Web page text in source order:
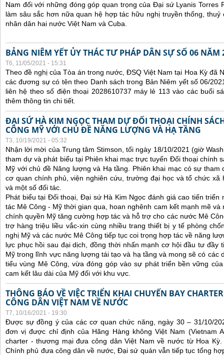
Nam đối với những đóng góp quan trọng của Đại sứ Lyanis Torres
làm sâu sắc hơn nữa quan hệ hợp tác hữu nghị truyền thống,
nhân dân hai nước Việt Nam và Cuba.
BẢNG NIÊM YẾT ỦY THÁC TƯ PHÁP DÂN SỰ SỐ 06 NĂM
T6, 11/05/2021 - 15:31
Theo đề nghị của Tòa án trong nước, ĐSQ Việt Nam tại Hoa Kỳ đã
các đương sự có tên theo Danh sách trong Bản Niêm yết số 06/
liên hệ theo số điện thoại 2028610737 máy lẻ 113 vào các buổi
thêm thông tin chi tiết.
ĐẠI SỨ HÀ KIM NGỌC THAM DỰ ĐỐI THOẠI CHÍNH
CÔNG MỸ VỚI CHỦ ĐỀ NĂNG LƯỢNG VÀ HẠ TẦNG
T3, 10/19/2021 - 05:32
Nhận lời mời của Trung tâm Stimson, tối ngày 18/10/2021 (giờ
tham dự và phát biểu tại Phiên khai mạc trực tuyến Đối thoại chính
Mỹ với chủ đề Năng lượng và Hạ tầng. Phiên khai mạc có sự
cơ quan chính phủ, viện nghiên cứu, trường đại học và tổ chức xã
và một số đối tác.
Phát biểu tại Đối thoại, Đại sứ Hà Kim Ngọc đánh giá cao tiến triển
tác Mê Công - Mỹ thời gian qua, hoan nghênh cam kết mạnh mẽ
chính quyền Mỹ tăng cường hợp tác và hỗ trợ cho các nước Mê
trợ hàng triệu liều vắc-xin cùng nhiều trang thiết bị y tế phòng
nghị Mỹ và các nước Mê Công tiếp tục coi trọng hợp tác về năng
lực phục hồi sau đại dịch, đồng thời nhấn mạnh cơ hội đầu tư đầy
Mỹ trong lĩnh vực năng lượng tái tạo và hạ tầng và mong sẽ có các
tiểu vùng Mê Công, vừa đóng góp vào sự phát triển bền vững
cam kết lâu dài của Mỹ đối với khu vực.
THÔNG BÁO VỀ VIỆC TRIỂN KHAI CHUYẾN BAY
CÔNG DÂN VIỆT NAM VỀ NƯỚC
T7, 10/16/2021 - 19:30
Được sự đồng ý của các cơ quan chức năng, ngày 30 – 31/10/
đơn vị được chỉ định của Hãng Hàng không Việt Nam (Vietnam
charter - thương mại đưa công dân Việt Nam về nước từ Hoa
Chính phủ đưa công dân về nước, Đại sứ quán vẫn tiếp tục tổng